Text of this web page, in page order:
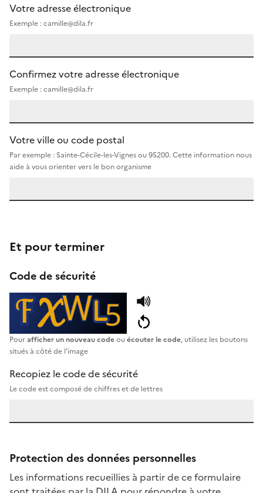
Votre adresse électronique
Exemple : camille@dila.fr
Confirmez votre adresse électronique
Exemple : camille@dila.fr
Votre ville ou code postal
Par exemple : Sainte-Cécile-les-Vignes ou 95200. Cette information nous
aide à vous orienter vers le bon organisme
Et pour terminer
Code de sécurité
Pourafficher un nouveau codeouécouter le code, utilisez les boutons
situés à côté de l’image
Recopiez le code de sécurité
Le code est composé de chiffres et de lettres
Protection des données personnelles
Les informations recueillies à partir de ce formulaire